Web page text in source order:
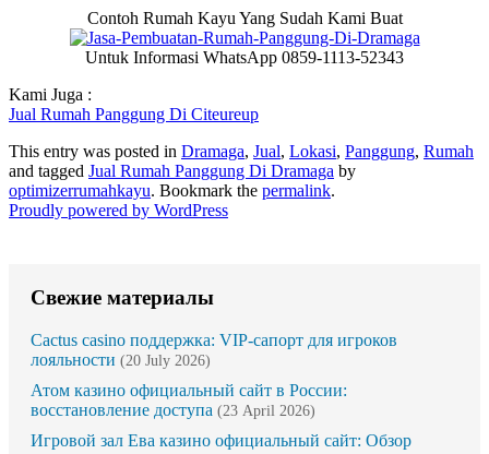
Contoh Rumah Kayu Yang Sudah Kami Buat
Untuk Informasi WhatsApp 0859-1113-52343
Kami Juga :
Jual Rumah Panggung Di Citeureup
This entry was posted in Dramaga, Jual, Lokasi, Panggung, Rumah
and tagged Jual Rumah Panggung Di Dramaga by
optimizerrumahkayu. Bookmark the permalink.
Proudly powered by WordPress
Свежие материалы
Cactus casino поддержка: VIP-сапорт для игроков
лояльности (20 July 2026)
Атом казино официальный сайт в России:
восстановление доступа (23 April 2026)
Игровой зал Ева казино официальный сайт: Обзор